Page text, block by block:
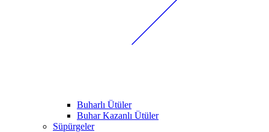
Buharlı Ütüler
Buhar Kazanlı Ütüler
Süpürgeler